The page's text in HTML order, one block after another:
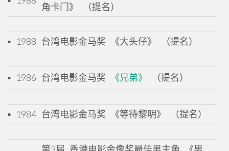
角卡门》 （提名）
▪ 1988 台湾电影金马奖 《大头仔》 （提名）
▪ 1986 台湾电影金马奖 《兄弟》 （提名）
▪ 1984 台湾电影金马奖 《等待黎明》 （提名）
第3届 香港电影金像奖最佳男主角 《男